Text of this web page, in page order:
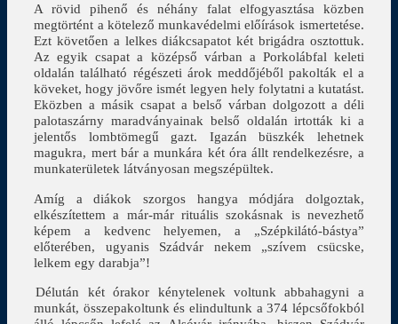
A rövid pihenő és néhány falat elfogyasztása közben
megtörtént a kötelező munkavédelmi előírások ismertetése.
Ezt követően a lelkes diákcsapatot két brigádra osztottuk.
Az egyik csapat a középső várban a Porkolábfal keleti
oldalán található régészeti árok meddőjéből pakolták el a
köveket, hogy jövőre ismét legyen hely folytatni a kutatást.
Eközben a másik csapat a belső várban dolgozott a déli
palotaszárny maradványainak belső oldalán irtották ki a
jelentős lombtömegű gazt. Igazán büszkék lehetnek
magukra, mert bár a munkára két óra állt rendelkezésre, a
munkaterületek látványosan megszépültek.
Amíg a diákok szorgos hangya módjára dolgoztak,
elkészítettem a már-már rituális szokásnak is nevezhető
képem a kedvenc helyemen, a „Szépkilátó-bástya”
előterében, ugyanis Szádvár nekem „szívem csücske,
lelkem egy darabja”!
Délután két órakor kénytelenek voltunk abbahagyni a
munkát, összepakoltunk és elindultunk a 374 lépcsőfokból